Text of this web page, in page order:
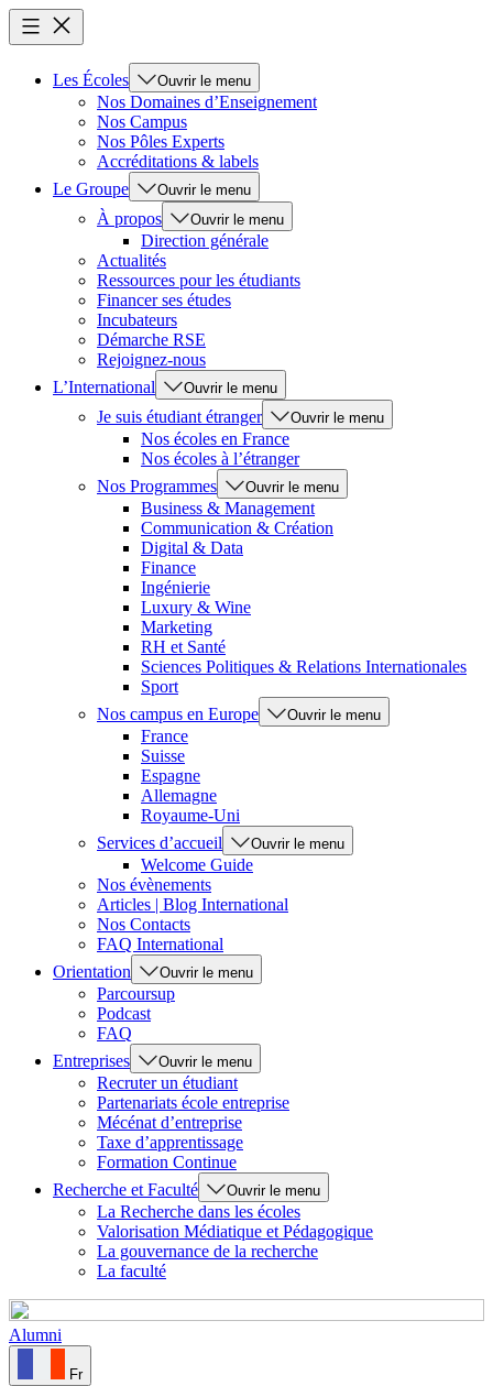
Les Écoles Ouvrir le menu
Nos Domaines d’Enseignement
Nos Campus
Nos Pôles Experts
Accréditations & labels
Le Groupe
Ouvrir le menu
À propos Ouvrir le menu
Direction générale
Actualités
Ressources pour les étudiants
Financer ses études
Incubateurs
Démarche RSE
Rejoignez-nous
L’International
Ouvrir le menu
Je suis étudiant étranger Ouvrir le menu
Nos écoles en France
Nos écoles à l’étranger
Nos Programmes
Ouvrir le menu
Business & Management
Communication & Création
Digital & Data
Finance
Ingénierie
Luxury & Wine
Marketing
RH et Santé
Sciences Politiques & Relations Internationales
Sport
Nos campus en Europe
Ouvrir le menu
France
Suisse
Espagne
Allemagne
Royaume-Uni
Services d’accueil
Ouvrir le menu
Welcome Guide
Nos évènements
Articles | Blog International
Nos Contacts
FAQ International
Orientation
Ouvrir le menu
Parcoursup
Podcast
FAQ
Entreprises
Ouvrir le menu
Recruter un étudiant
Partenariats école entreprise
Mécénat d’entreprise
Taxe d’apprentissage
Formation Continue
Recherche et Faculté
Ouvrir le menu
La Recherche dans les écoles
Valorisation Médiatique et Pédagogique
La gouvernance de la recherche
La faculté
Alumni
Fr